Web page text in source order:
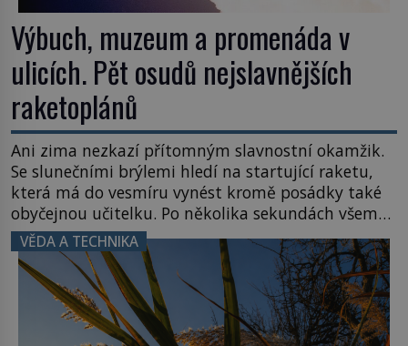
Výbuch, muzeum a promenáda v
ulicích. Pět osudů nejslavnějších
raketoplánů
Ani zima nezkazí přítomným slavnostní okamžik.
Se slunečními brýlemi hledí na startující raketu,
která má do vesmíru vynést kromě posádky také
obyčejnou učitelku. Po několika sekundách všem
ztuhnou úsměvy, stroj totiž exploduje. Jejich
konstrukce není z levného kraje, daňové
poplatníky stojí miliardy dolarů. Na druhou stranu
zvládnou jen představitelné věci. Na malé kousky
Název: Columbia První […]
VĚDA A TECHNIKA